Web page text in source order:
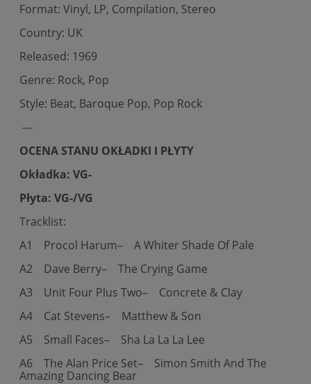
Format: Vinyl, LP, Compilation, Stereo
Country: UK
Released: 1969
Genre: Rock, Pop
Style: Beat, Baroque Pop, Pop Rock
---
OCENA STANU OKŁADKI I PŁYTY
Okładka: VG-
Płyta: VG-/VG
Tracklist:
A1
Procol Harum–
A Whiter Shade Of Pale
A2
Dave Berry–
The Crying Game
A3
Unit Four Plus Two–
Concrete & Clay
A4
Cat Stevens–
Matthew & Son
A5
Small Faces–
Sha La La La Lee
A6
The Alan Price Set–
Simon Smith And The
Amazing Dancing Bear